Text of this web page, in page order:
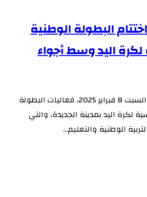
البطولة الوطنية
اليد وسط أجواء
اختتمت، اليوم السبت 8 فبراير 2025، فعاليات البطولة
لكرة اليد بمدينة الجديدة، والتي
الوطنية والتعليم…